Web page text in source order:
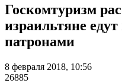
Госкомтуризм
израильтяне
патронами
8 февраля 2018, 10:56
26885